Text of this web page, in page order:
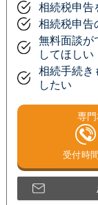
相続税申告
相続税申告
無料面談が
してほしい
相続手続き
したい
専